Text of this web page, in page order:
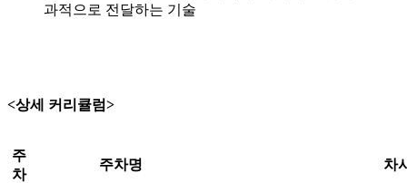
과적으로 전달하는 기술
<상세 커리큘럼>
주
차
주차명 차